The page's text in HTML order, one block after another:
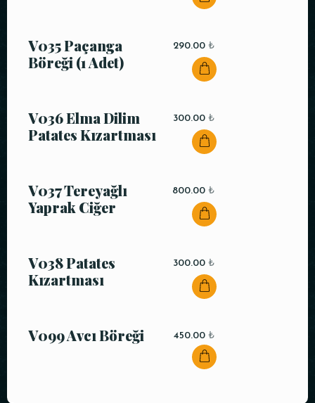
V035 Paçanga
Böreği (1 Adet)
290.00 ₺
V036 Elma Dilim
Patates Kızartması
300.00 ₺
V037 Tereyağlı
Yaprak Ciğer
800.00 ₺
V038 Patates
Kızartması
300.00 ₺
V099 Avcı Böreği 450.00 ₺